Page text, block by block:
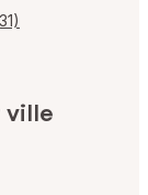
ville